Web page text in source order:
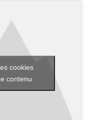
publiés
cookies
contenu